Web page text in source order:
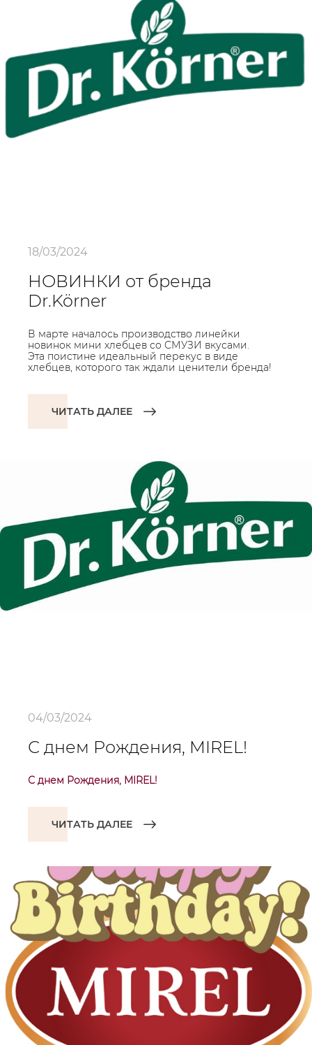
18/03/2024
НОВИНКИ от бренда
Dr.Körner
В марте началось производство линейки
новинок мини хлебцев со СМУЗИ вкусами.
Эта поистине идеальный перекус в виде
хлебцев, которого так ждали ценители бренда!
ЧИТАТЬ ДАЛЕЕ
04/03/2024
С днем Рождения, MIREL!
С днем Рождения, MIREL!
ЧИТАТЬ ДАЛЕЕ